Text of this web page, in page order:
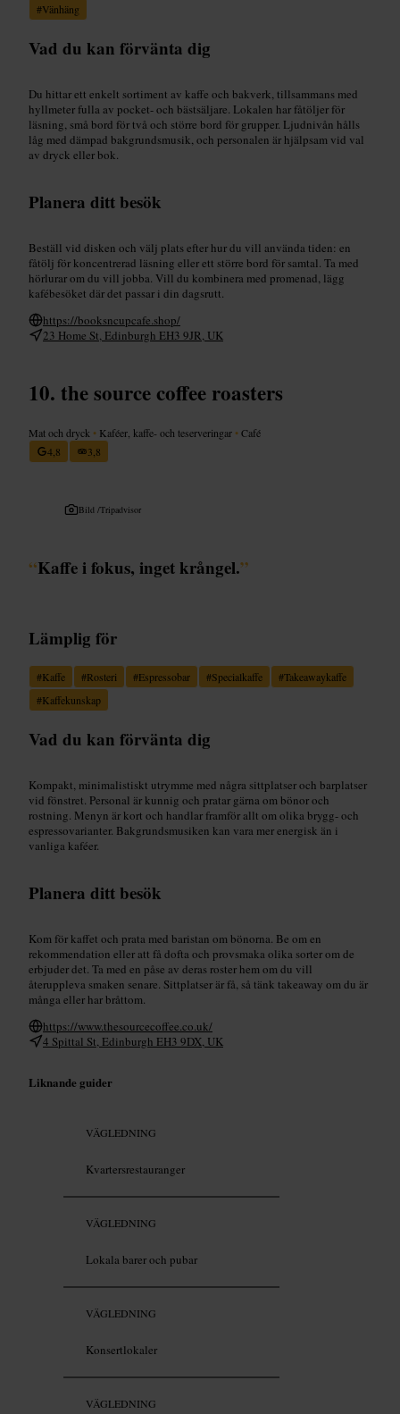
#Vänhäng
Vad du kan förvänta dig
Du hittar ett enkelt sortiment av kaffe och bakverk, tillsammans med
hyllmeter fulla av pocket- och bästsäljare. Lokalen har fåtöljer för
läsning, små bord för två och större bord för grupper. Ljudnivån hålls
låg med dämpad bakgrundsmusik, och personalen är hjälpsam vid val
av dryck eller bok.
Planera ditt besök
Beställ vid disken och välj plats efter hur du vill använda tiden: en
fåtölj för koncentrerad läsning eller ett större bord för samtal. Ta med
hörlurar om du vill jobba. Vill du kombinera med promenad, lägg
kafébesöket där det passar i din dagsrutt.
https://booksncupcafe.shop/
23 Home St, Edinburgh EH3 9JR, UK
the source coffee roasters
Mat och dryck • Kaféer, kaffe- och teserveringar •Café
4,8
3,8
Bild /Tripadvisor
“Kaffe i fokus, inget krångel.”
Lämplig för
#Kaffe #Rosteri #Espressobar #Specialkaffe #Takeawaykaffe
#Kaffekunskap
Vad du kan förvänta dig
Kompakt, minimalistiskt utrymme med några sittplatser och barplatser
vid fönstret. Personal är kunnig och pratar gärna om bönor och
rostning. Menyn är kort och handlar framför allt om olika brygg- och
espressovarianter. Bakgrundsmusiken kan vara mer energisk än i
vanliga kaféer.
Planera ditt besök
Kom för kaffet och prata med baristan om bönorna. Be om en
rekommendation eller att få dofta och provsmaka olika sorter om de
erbjuder det. Ta med en påse av deras roster hem om du vill
återuppleva smaken senare. Sittplatser är få, så tänk takeaway om du är
många eller har bråttom.
https://www.thesourcecoffee.co.uk/
4 Spittal St, Edinburgh EH3 9DX, UK
Liknande guider
VÄGLEDNING
Kvartersrestauranger
VÄGLEDNING
Lokala barer och pubar
VÄGLEDNING
Konsertlokaler
VÄGLEDNING